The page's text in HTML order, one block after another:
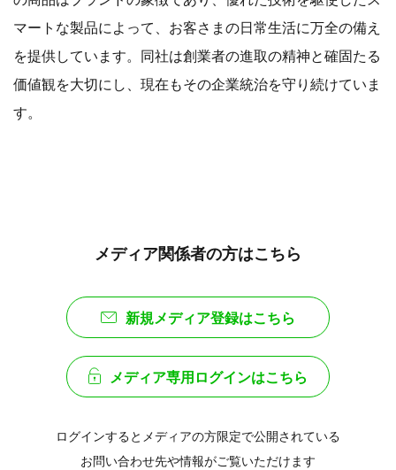
マートな製品によって、お客さまの日常生活に万全の備え
を提供しています。同社は創業者の進取の精神と確固たる
価値観を大切にし、現在もその企業統治を守り続けていま
す。
メディア関係者の方はこちら
新規メディア登録はこちら
メディア専用ログインはこちら
ログインするとメディアの方限定で公開されている
お問い合わせ先や情報がご覧いただけます